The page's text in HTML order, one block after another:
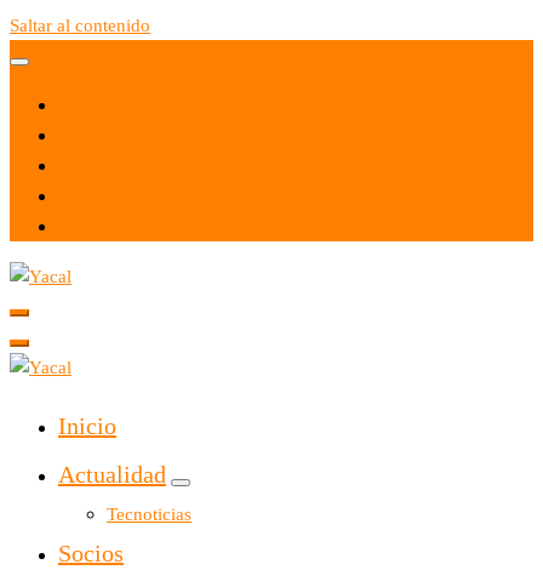
Saltar al contenido
Yacal micro hosting
Inicio
Actualidad
Tecnoticias
Socios